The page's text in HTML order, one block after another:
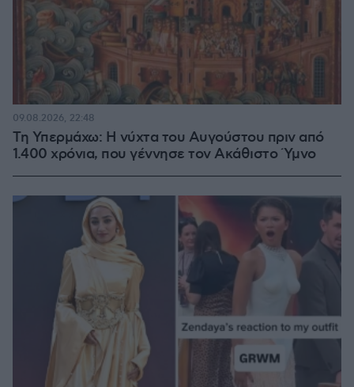
Τη Υπερμάχω: Η νύχτα του Αυγούστου πριν από
1.400 χρόνια, που γέννησε τον Ακάθιστο Ύμνο
09.08.2026, 22:48